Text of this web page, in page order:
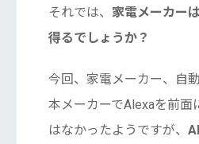
それでは、 家電メーカー
得るでしょうか？
今回、家電メーカー、自
本メーカーでAlexaを前面
はなかったようですが、